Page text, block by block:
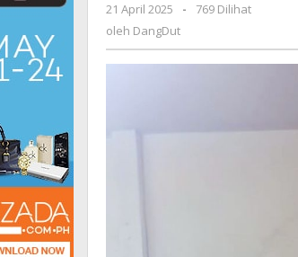
Umat
Andal
21 April 2025
oleh
-
769 Dilihat
oleh DangDut